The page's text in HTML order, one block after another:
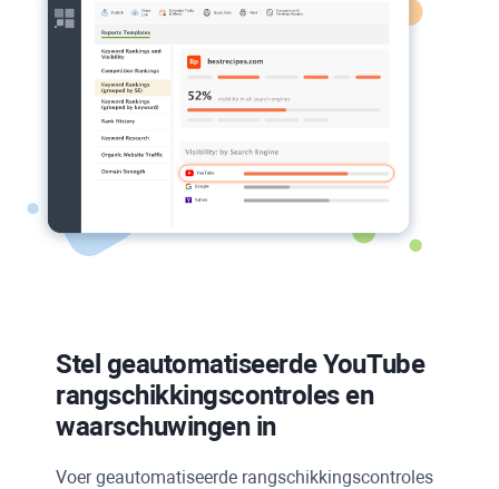
Stel geautomatiseerdeYouTube
rangschikkingscontroles en
waarschuwingen in
Voer geautomatiseerde rangschikkingscontroles